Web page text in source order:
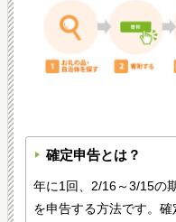
確定申告とは？
年に1回、2/16～3/15の
を申告する方法です。